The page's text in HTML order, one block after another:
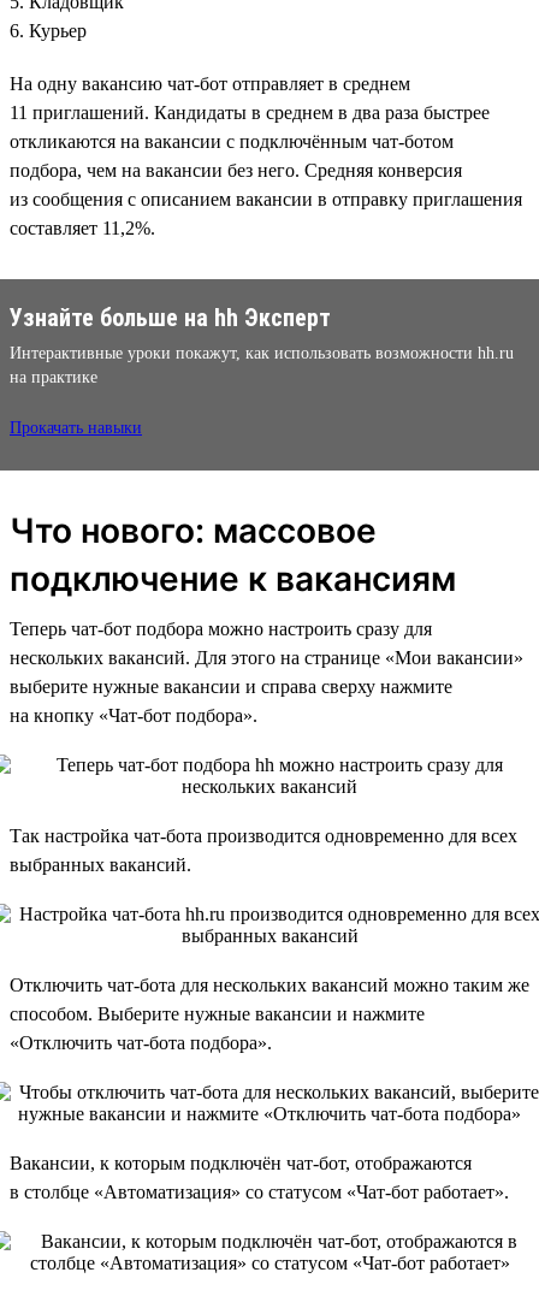
6. Курьер
На одну вакансию чат-бот отправляет в среднем
11 приглашений. Кандидаты в среднем в два раза быстрее
откликаются на вакансии с подключённым чат-ботом
подбора, чем на вакансии без него. Средняя конверсия
из сообщения с описанием вакансии в отправку приглашения
составляет 11,2%.
Узнайте больше на hh Эксперт
Интерактивные уроки покажут, как использовать возможности hh.ru
на практике
Прокачать навыки
Что нового: массовое
подключение к вакансиям
Теперь чат-бот подбора можно настроить сразу для
нескольких вакансий. Для этого на странице «Мои вакансии»
выберите нужные вакансии и справа сверху нажмите
на кнопку «Чат-бот подбора».
Так настройка чат-бота производится одновременно для всех
выбранных вакансий.
Отключить чат-бота для нескольких вакансий можно таким же
способом. Выберите нужные вакансии и нажмите
«Отключить чат-бота подбора».
Вакансии, к которым подключён чат-бот, отображаются
в столбце «Автоматизация» со статусом «Чат-бот работает».